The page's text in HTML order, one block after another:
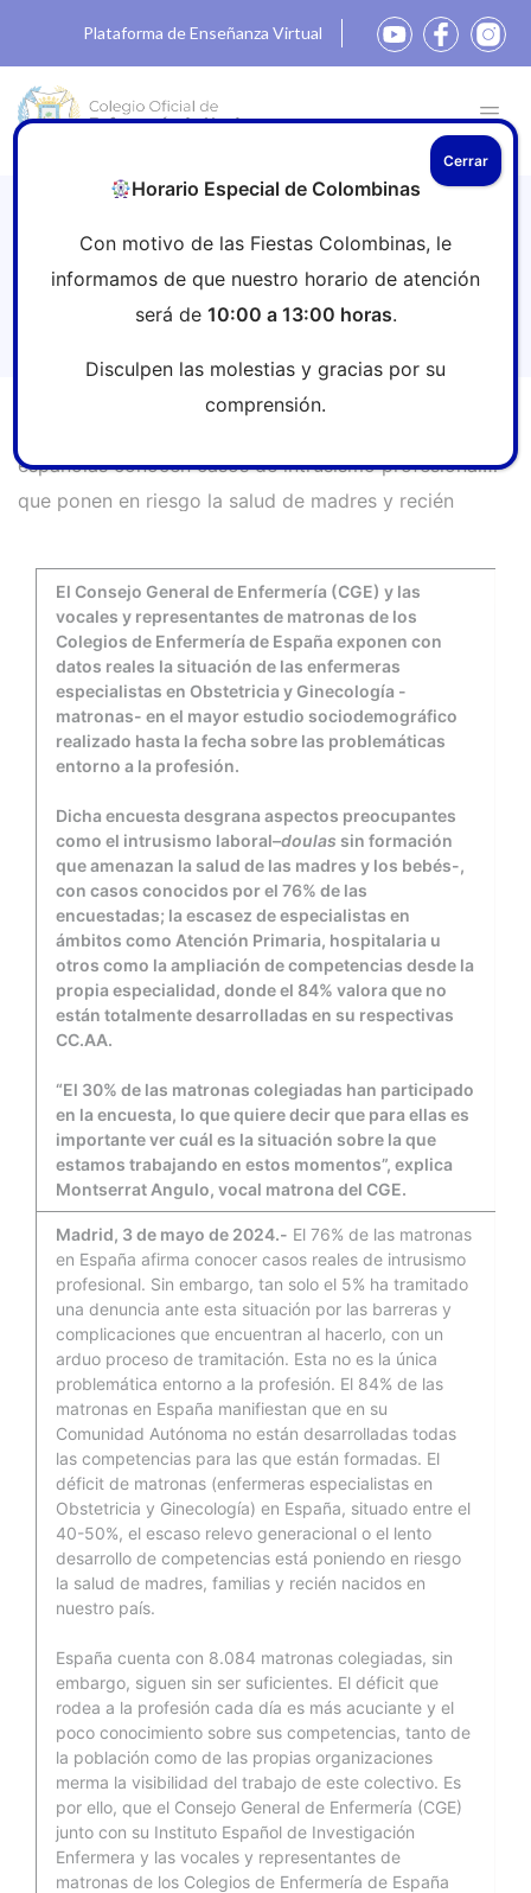
Plataforma de Enseñanza Virtual
conocen casos de intrusismo
profesional que ponen en riesgo la
salud de madres y recién nacidos
españolas conocen casos de intrusismo profesional
que ponen en riesgo la salud de madres y recién
El Consejo General de Enfermería (CGE) y las
vocales y representantes de matronas de los
Colegios de Enfermería de España exponen con
datos reales la situación de las enfermeras
especialistas en Obstetricia y Ginecología -
matronas- en el mayor estudio sociodemográfico
realizado hasta la fecha sobre las problemáticas
entorno a la profesión.
Dicha encuesta desgrana aspectos preocupantes
como el intrusismo laboral–doulas sin formación
que amenazan la salud de las madres y los bebés-,
con casos conocidos por el 76% de las
encuestadas; la escasez de especialistas en
ámbitos como Atención Primaria, hospitalaria u
otros como la ampliación de competencias desde la
propia especialidad, donde el 84% valora que no
están totalmente desarrolladas en su respectivas
CC.AA.
“El 30% de las matronas colegiadas han participado
en la encuesta, lo que quiere decir que para ellas es
importante ver cuál es la situación sobre la que
estamos trabajando en estos momentos”, explica
Montserrat Angulo, vocal matrona del CGE.
Madrid, 3 de mayo de 2024.- El 76% de las matronas
en España afirma conocer casos reales de intrusismo
profesional. Sin embargo, tan solo el 5% ha tramitado
una denuncia ante esta situación por las barreras y
complicaciones que encuentran al hacerlo, con un
arduo proceso de tramitación. Esta no es la única
problemática entorno a la profesión. El 84% de las
matronas en España manifiestan que en su
Comunidad Autónoma no están desarrolladas todas
las competencias para las que están formadas. El
déficit de matronas (enfermeras especialistas en
Obstetricia y Ginecología) en España, situado entre el
40-50%, el escaso relevo generacional o el lento
desarrollo de competencias está poniendo en riesgo
la salud de madres, familias y recién nacidos en
nuestro país.
España cuenta con 8.084 matronas colegiadas, sin
embargo, siguen sin ser suficientes. El déficit que
rodea a la profesión cada día es más acuciante y el
poco conocimiento sobre sus competencias, tanto de
la población como de las propias organizaciones
merma la visibilidad del trabajo de este colectivo. Es
por ello, que el Consejo General de Enfermería (CGE)
junto con su Instituto Español de Investigación
Enfermera y las vocales y representantes de
matronas de los Colegios de Enfermería de España
Horario Especial de Colombinas
Con motivo de las Fiestas Colombinas, le
informamos de que nuestro horario de atención
será de 10:00 a 13:00 horas.
Disculpen las molestias y gracias por su
comprensión.
Cerrar